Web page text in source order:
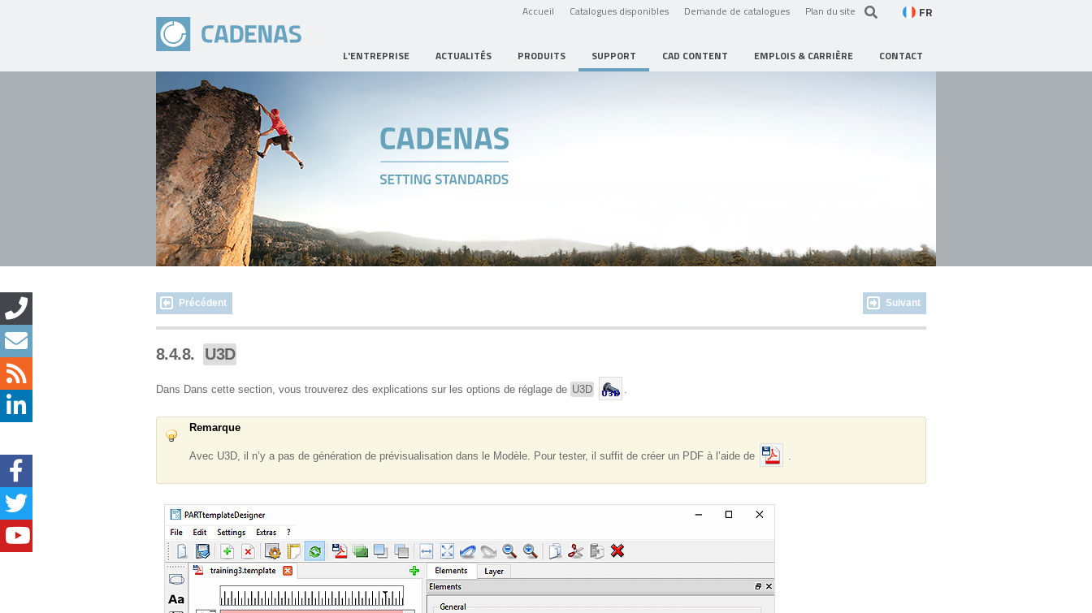
Accueil Catalogues disponibles Demande de catalogues Plan du site FR
L'ENTREPRISE ACTUALITÉS PRODUITS SUPPORT CAD CONTENT EMPLOIS & CARRIÈRE CONTACT
Précédent Suivant
8.4.8. U3D
Dans Dans cette section, vous trouverez des explications sur les options de réglage de U3D
Remarque
Avec U3D, il n’y a pas de génération de prévisualisation dans le Modèle. Pour tester, il suffit de créer un PDF à l’aide de